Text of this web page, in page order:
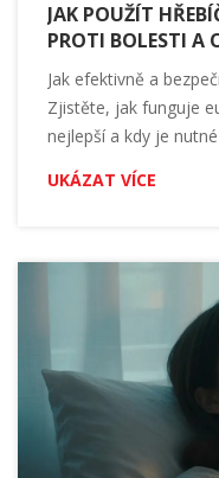
JAK POUŽÍT
PROTI BOLESTI A
Jak efektivně a
Zjistěte, jak funguje
nejlepší a kdy je
UKÁZAT VÍCE